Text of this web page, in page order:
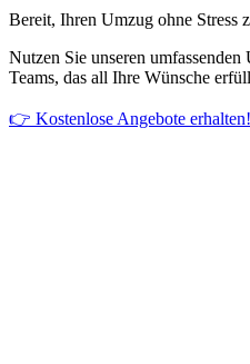
Bereit, Ihren Umzug ohne Stress
Nutzen Sie unseren
Teams, das all Ihre Wünsche
👉 Kostenlose Angebote erhalten!